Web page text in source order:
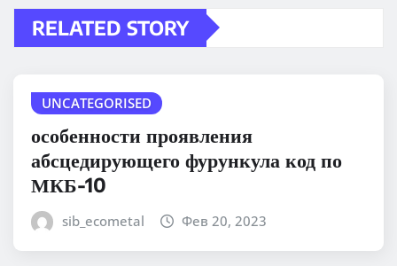
RELATED STORY
UNCATEGORISED
особенности проявления
абсцедирующего фурункула код по
МКБ-10
sib_ecometal Фев 20, 2023